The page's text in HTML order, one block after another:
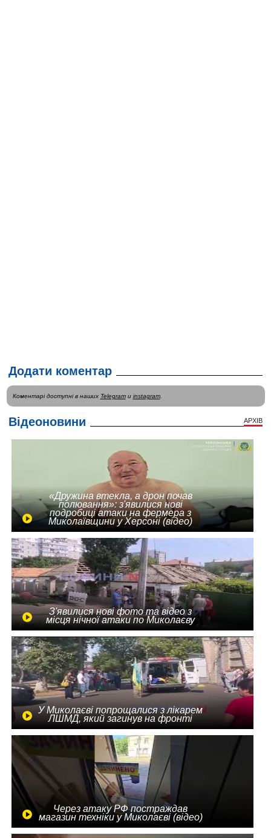
Додати коментар
Коментарі доступні в наших Telegramи instagram.
Відеоновини АРХІВ
«Дружина втекла, а дрон почав
полювання»: з'явилися нові
подробиці атаки на фермера з
Миколаївщини у Херсоні (відео)
З'явилися нові фото та відео з
місця нічної атаки по Миколаєву
У Миколаєві попрощалися з лікарем
ЛШМД, який загинув на фронті
Через атаку РФ постраждав
магазин техніки у Миколаєві (відео)